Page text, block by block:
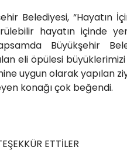
Belediyesi, “Hayatın
hayatın içinde
Büyükşehir
eli öpülesi büyüklerimizi
uygun olarak yapılan
konağı çok beğendi.
ETTİLER